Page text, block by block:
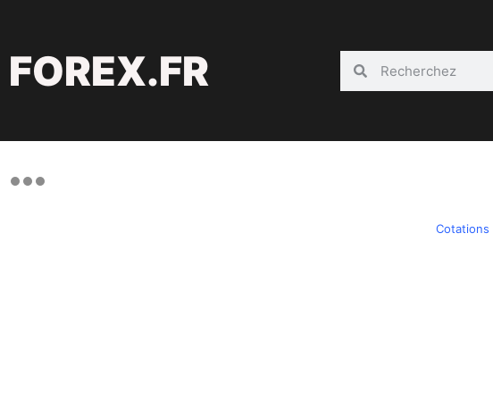
FOREX.FR
Cotations